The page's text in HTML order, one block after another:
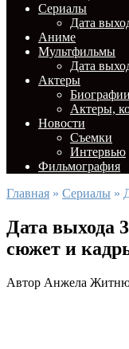
Сериалы
Дата
Аниме
Мультфильмы
Дата
Актеры
Биографии
Актеры,
Новости
Съемки
Интервью
Фильмография
Главная » Сериалы »
Дата выхода
сюжет и
Автор Анжела